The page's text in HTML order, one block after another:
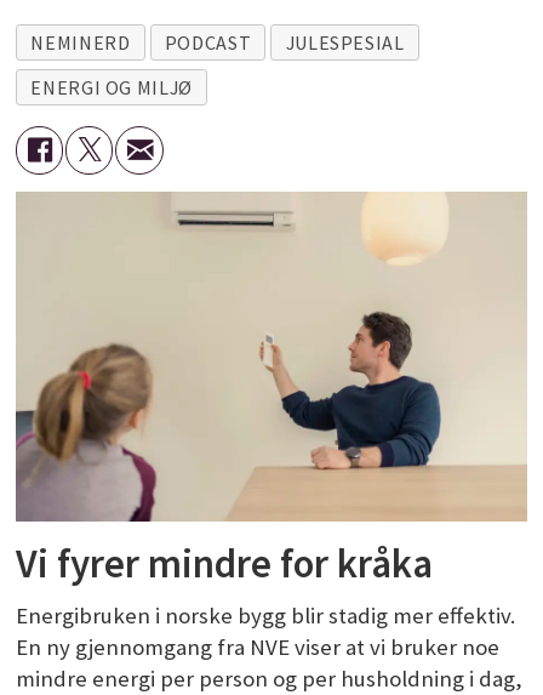
NEMINERD PODCAST
JULESPESIAL
ENERGI OG MILJØ
Vi fyrer mindre for kråka
Energibruken i norske bygg blir stadig mer effektiv.
En ny gjennomgang fra NVE viser at vi bruker noe
mindre energi per person og per husholdning i dag,